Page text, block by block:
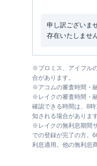
申し訳ございま
存在いたしません
※プロミス、アイフル
合があります。
※アコムの審査時間・
※ レイクの審査時間・
確認できる時間は、8
知される場合がありま
※ レイクの無利息期間
での登録が完了の方。
利息適用。他の無利息